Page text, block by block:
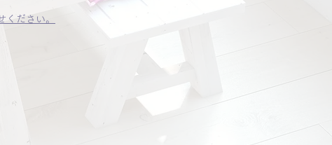
ください。